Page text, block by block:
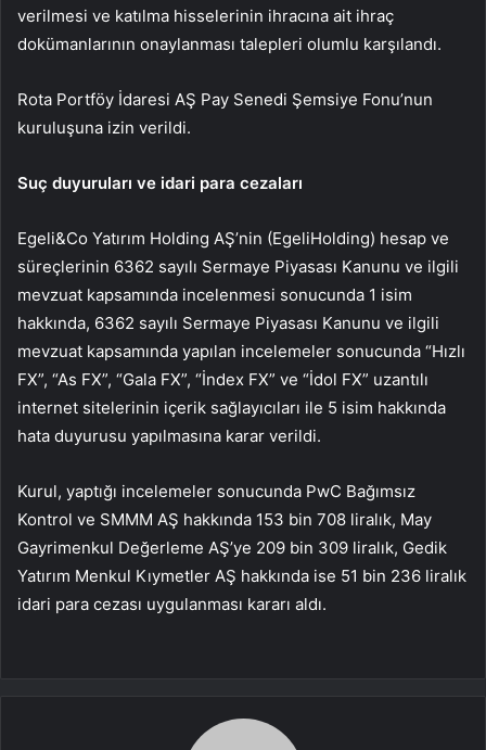
verilmesi ve katılma hisselerinin ihracına ait ihraç
dokümanlarının onaylanması talepleri olumlu karşılandı.
Rota Portföy İdaresi AŞ Pay Senedi Şemsiye Fonu’nun
kuruluşuna izin verildi.
Suç duyuruları ve idari para cezaları
Egeli&Co Yatırım Holding AŞ’nin (EgeliHolding) hesap ve
süreçlerinin 6362 sayılı Sermaye Piyasası Kanunu ve ilgili
mevzuat kapsamında incelenmesi sonucunda 1 isim
hakkında, 6362 sayılı Sermaye Piyasası Kanunu ve ilgili
mevzuat kapsamında yapılan incelemeler sonucunda “Hızlı
FX”, “As FX”, “Gala FX”, “İndex FX” ve “İdol FX” uzantılı
internet sitelerinin içerik sağlayıcıları ile 5 isim hakkında
hata duyurusu yapılmasına karar verildi.
Kurul, yaptığı incelemeler sonucunda PwC Bağımsız
Kontrol ve SMMM AŞ hakkında 153 bin 708 liralık, May
Gayrimenkul Değerleme AŞ’ye 209 bin 309 liralık, Gedik
Yatırım Menkul Kıymetler AŞ hakkında ise 51 bin 236 liralık
idari para cezası uygulanması kararı aldı.